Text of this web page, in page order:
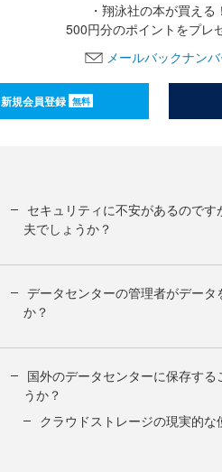
・翔泳社の本が買える！
500円分のポイントをプレ
メールバックナン
新規会員登録 無料
セキュリティに不安があるので
夫でしょうか？
データセンターの管理者がデータ
か？
国外のデータセンターに保存す
うか？
クラウドストレージの現実的な